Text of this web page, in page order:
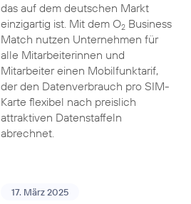
das auf dem deutschen Markt
einzigartig ist. Mit dem O2Business
Match nutzen Unternehmen für
alle Mitarbeiterinnen und
Mitarbeiter einen Mobilfunktarif,
der den Datenverbrauch pro SIM-
Karte flexibel nach preislich
attraktiven Datenstaffeln
abrechnet.
17. März 2025